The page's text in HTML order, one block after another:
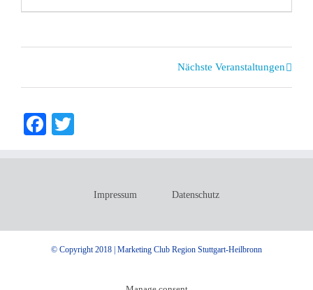
Listen
Nächste Veranstaltungen
Facebook
Impressum Datenschutz
© Copyright 2018 | Marketing Club Region Stuttgart-Heilbronn